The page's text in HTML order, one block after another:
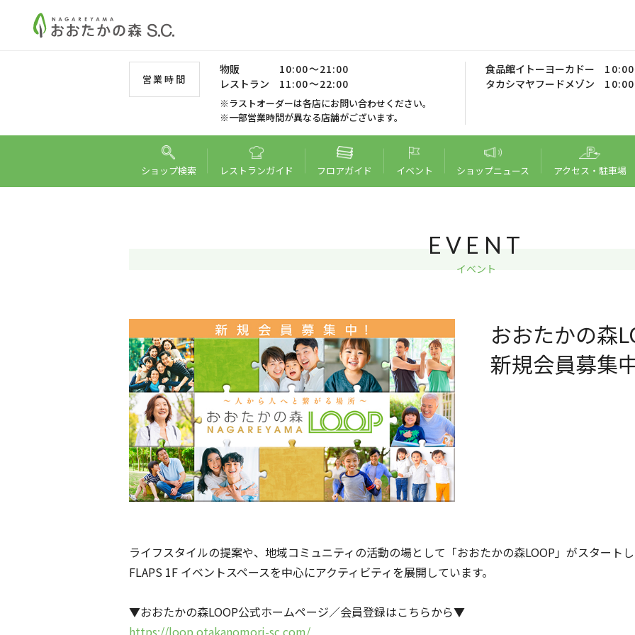
営業時間
物販
10:00～21:00
レストラン
11:00～22:00
※ラストオーダーは各店にお問い合わせください。
※一部営業時間が異なる店舗がございます。
食品館イトーヨーカドー
タカシマヤフードメゾン
ショップ検索 レストランガイド フロアガイド イベント ショップニュース アクセス・ 駐車場
EVENT
イベント
おおたかの森
新規会員募集
ライフスタイルの提案や、地域コミュニティの活動の場として「おおたかの森LOOP」がスタートし
FLAPS 1F イベントスペースを中心にアクティビティを展開しています。
▼おおたかの森LOOP公式ホームページ／会員登録はこちらから▼